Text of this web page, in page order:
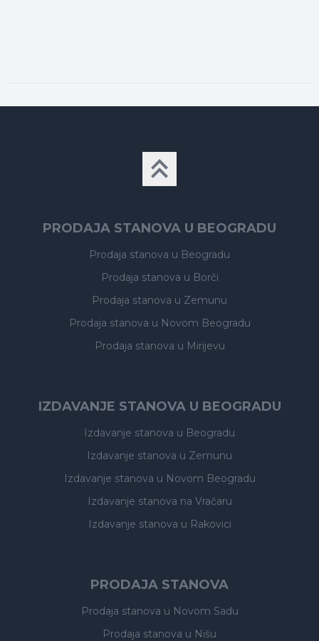
PRODAJA STANOVA U BEOGRADU
Prodaja stanova u Beogradu
Prodaja stanova u Borči
Prodaja stanova u Zemunu
Prodaja stanova u Novom Beogradu
Prodaja stanova u Mirijevu
IZDAVANJE STANOVA U BEOGRADU
Izdavanje stanova u Beogradu
Izdavanje stanova u Zemunu
Izdavanje stanova u Novom Beogradu
Izdavanje stanova na Vračaru
Izdavanje stanova u Rakovici
PRODAJA STANOVA
Prodaja stanova u Novom Sadu
Prodaja stanova u Nišu